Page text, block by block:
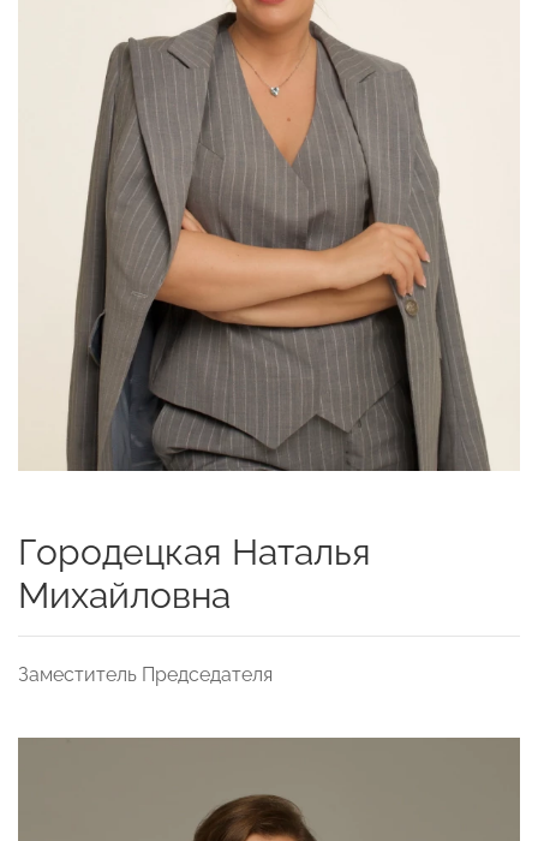
Городецкая Наталья
Михайловна
Заместитель Председателя